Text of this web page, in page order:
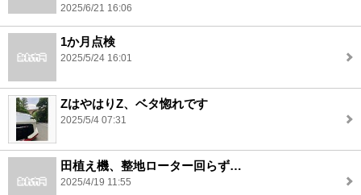
2025/6/21 16:06
1か月点検
2025/5/24 16:01
ZはやはりZ、ベタ惚れです
2025/5/4 07:31
田植え機、整地ローター回らず…
2025/4/19 11:55